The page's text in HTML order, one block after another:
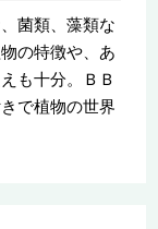
菌類、藻類な
の特徴や、あ
も十分。ＢＢ
で植物の世界